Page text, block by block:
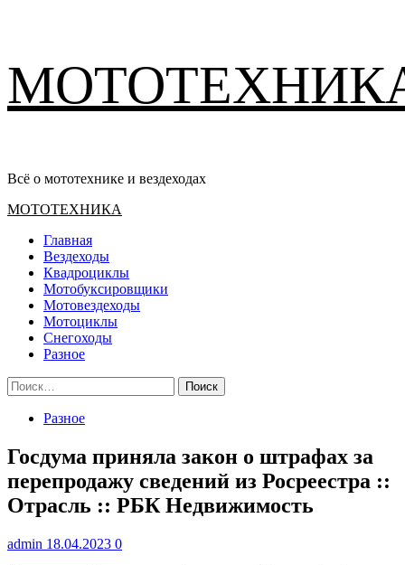
содержимому
Всё о мототехнике и вездеходах
Основное
МОТОТЕХНИКА
Главная
Вездеходы
Квадроциклы
Мотобуксировщики
Мотовездеходы
Мотоциклы
Снегоходы
Разное
Найти:
Разное
Госдума приняла закон о штрафах за
перепродажу сведений из Росреестра ::
Отрасль :: РБК Недвижимость
admin 18.04.2023 0